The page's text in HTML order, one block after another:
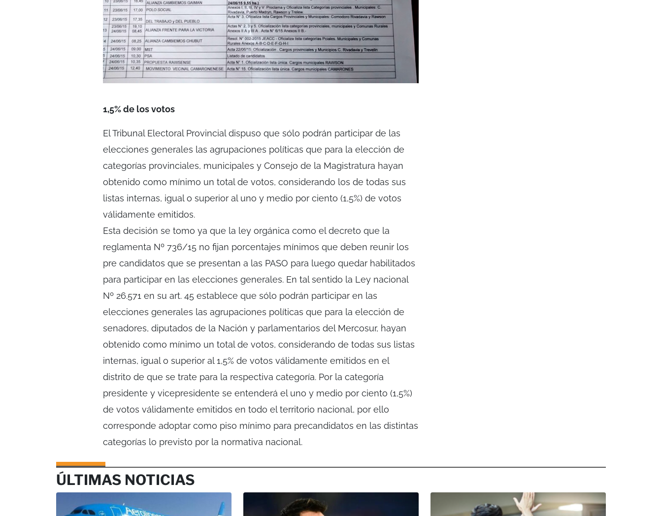
1,5% de los votos
El Tribunal Electoral Provincial dispuso que sólo podrán participar de las
elecciones generales las agrupaciones políticas que para la elección de
categorías provinciales, municipales y Consejo de la Magistratura hayan
obtenido como mínimo un total de votos, considerando los de todas sus
listas internas, igual o superior al uno y medio por ciento (1,5%) de votos
válidamente emitidos.
Esta decisión se tomo ya que la ley orgánica como el decreto que la
reglamenta Nº 736/15 no fijan porcentajes mínimos que deben reunir los
pre candidatos que se presentan a las PASO para luego quedar habilitados
para participar en las elecciones generales. En tal sentido la Ley nacional
Nº 26.571 en su art. 45 establece que sólo podrán participar en las
elecciones generales las agrupaciones políticas que para la elección de
senadores, diputados de la Nación y parlamentarios del Mercosur, hayan
obtenido como mínimo un total de votos, considerando de todas sus listas
internas, igual o superior al 1,5% de votos válidamente emitidos en el
distrito de que se trate para la respectiva categoría. Por la categoría
presidente y vicepresidente se entenderá el uno y medio por ciento (1,5%)
de votos válidamente emitidos en todo el territorio nacional, por ello
corresponde adoptar como piso mínimo para precandidatos en las distintas
categorías lo previsto por la normativa nacional.
ÚLTIMAS NOTICIAS